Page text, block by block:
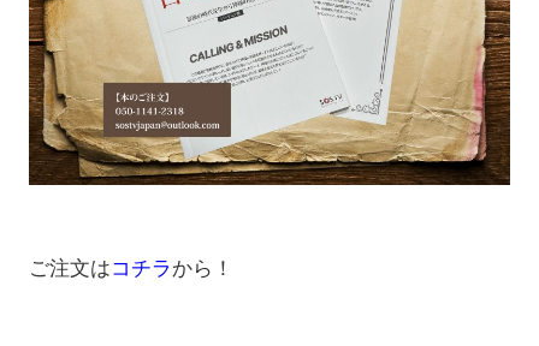
ご注文はコチラ から！